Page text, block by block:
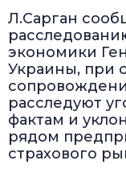
Л.Сарган
экономики
Украины, при
расследуют
фактам и
рядом
страхового